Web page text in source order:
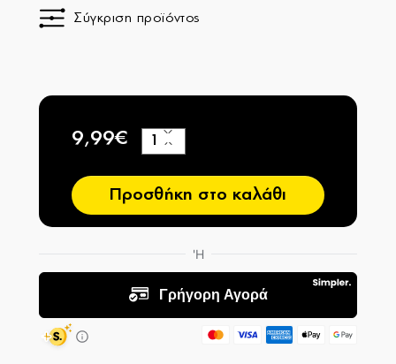
Σύγκριση προϊόντος
9,99€
−
+
Προσθήκη στο καλάθι